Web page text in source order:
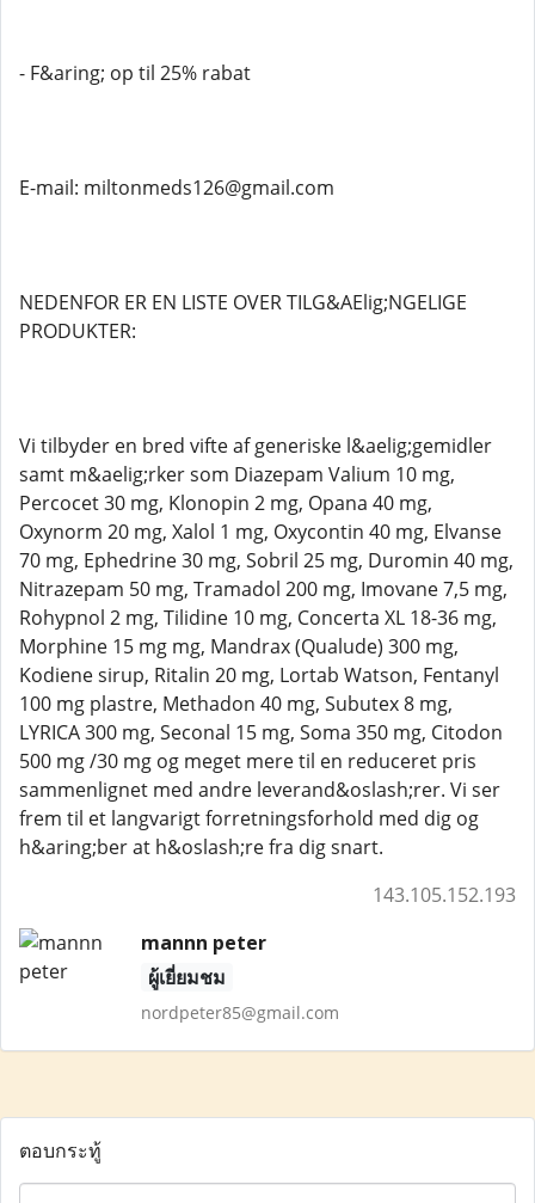
- F&aring; op til 25% rabat
E-mail: miltonmeds126@gmail.com
NEDENFOR ER EN LISTE OVER TILG&AElig;NGELIGE
PRODUKTER:
Vi tilbyder en bred vifte af generiske l&aelig;gemidler
samt m&aelig;rker som Diazepam Valium 10 mg,
Percocet 30 mg, Klonopin 2 mg, Opana 40 mg,
Oxynorm 20 mg, Xalol 1 mg, Oxycontin 40 mg, Elvanse
70 mg, Ephedrine 30 mg, Sobril 25 mg, Duromin 40 mg,
Nitrazepam 50 mg, Tramadol 200 mg, Imovane 7,5 mg,
Rohypnol 2 mg, Tilidine 10 mg, Concerta XL 18-36 mg,
Morphine 15 mg mg, Mandrax (Qualude) 300 mg,
Kodiene sirup, Ritalin 20 mg, Lortab Watson, Fentanyl
100 mg plastre, Methadon 40 mg, Subutex 8 mg,
LYRICA 300 mg, Seconal 15 mg, Soma 350 mg, Citodon
500 mg /30 mg og meget mere til en reduceret pris
sammenlignet med andre leverand&oslash;rer. Vi ser
frem til et langvarigt forretningsforhold med dig og
h&aring;ber at h&oslash;re fra dig snart.
143.105.152.193
mannn peter
ผู้เยี่ยมชม
nordpeter85@gmail.com
ตอบกระทู้